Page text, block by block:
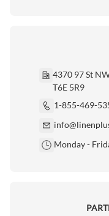
4370 97 St
T6E 5R9
1-855-469-
Monday -